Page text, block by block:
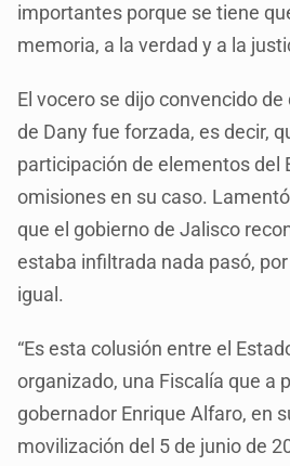
importantes porque se tiene
memoria, a la verdad y a la
El vocero se dijo convencido
de Dany fue forzada, es decir,
participación de elementos del
omisiones en su caso.
que el gobierno de Jalisco
estaba infiltrada nada pasó,
igual.
“Es esta colusión entre el
organizado, una Fiscalía que a
gobernador Enrique Alfaro, en
movilización del 5 de junio de